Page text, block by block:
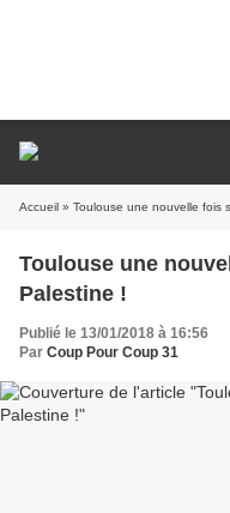
Accueil » Toulouse une nouvelle fois
Toulouse une
Palestine !
Publié le 13/01/2018 à 16:56
Par Coup Pour Coup 31